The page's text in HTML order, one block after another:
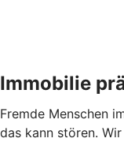
Immobilie
Fremde Menschen
das kann stören.